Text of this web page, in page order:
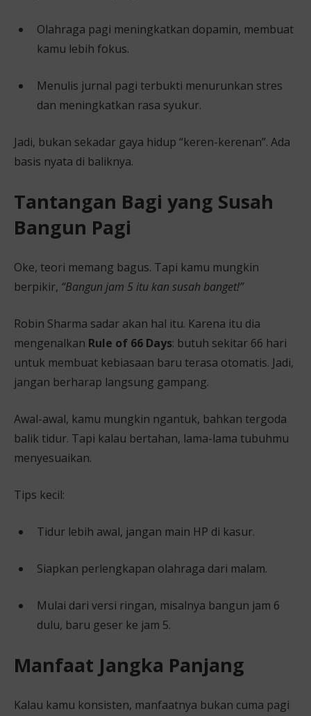
Olahraga pagi meningkatkan dopamin, membuat
kamu lebih fokus.
Menulis jurnal pagi terbukti menurunkan stres
dan meningkatkan rasa syukur.
Jadi, bukan sekadar gaya hidup “keren-kerenan”. Ada
basis nyata di baliknya.
Tantangan Bagi yang Susah
Bangun Pagi
Oke, teori memang bagus. Tapi kamu mungkin
berpikir, “Bangun jam 5 itu kan susah banget!”
Robin Sharma sadar akan hal itu. Karena itu dia
mengenalkan Rule of 66 Days: butuh sekitar 66 hari
untuk membuat kebiasaan baru terasa otomatis. Jadi,
jangan berharap langsung gampang.
Awal-awal, kamu mungkin ngantuk, bahkan tergoda
balik tidur. Tapi kalau bertahan, lama-lama tubuhmu
menyesuaikan.
Tips kecil:
Tidur lebih awal, jangan main HP di kasur.
Siapkan perlengkapan olahraga dari malam.
Mulai dari versi ringan, misalnya bangun jam 6
dulu, baru geser ke jam 5.
Manfaat Jangka Panjang
Kalau kamu konsisten, manfaatnya bukan cuma pagi